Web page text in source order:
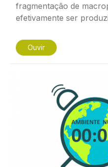
fragmentação de
efetivamente ser
Ouvir